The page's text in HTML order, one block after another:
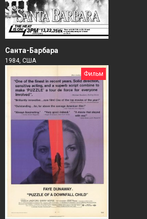
Санта-Барбара
1984, США
Фильм